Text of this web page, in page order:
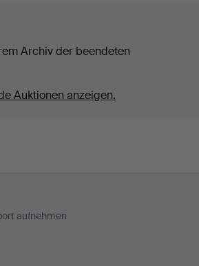
Archiv der beendeten
Auktionen anzeigen.
aufnehmen